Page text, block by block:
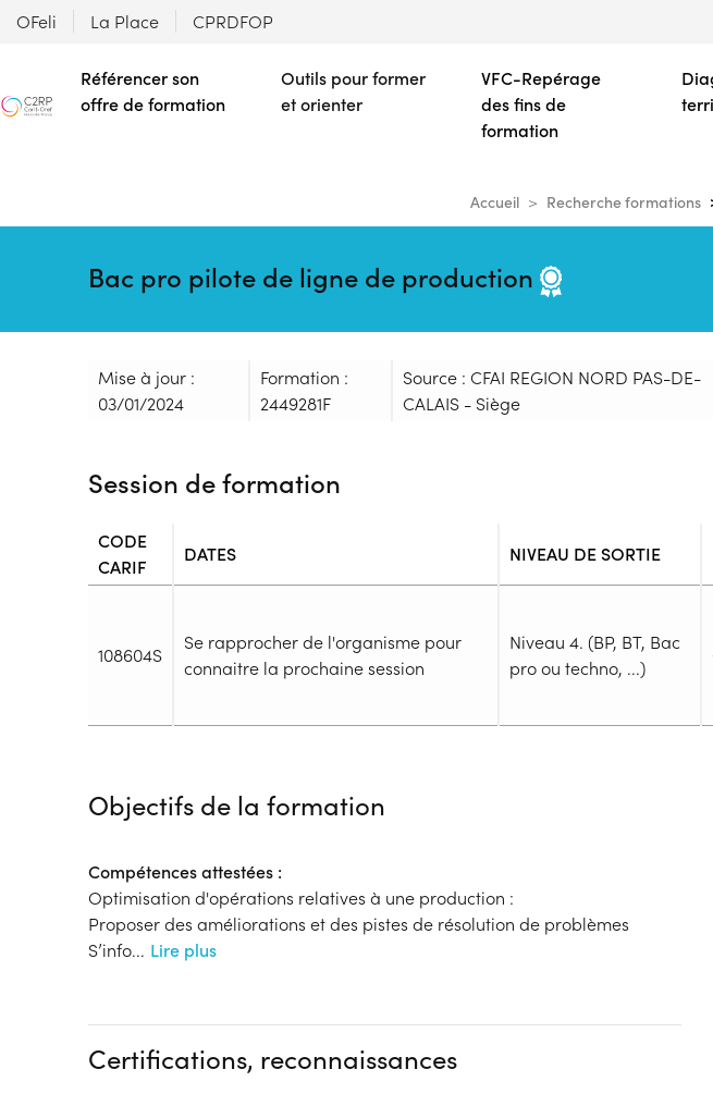
OFeli La Place CPRDFOP
Référencer son
offre de formation
Outils pour former
et orienter
VFC-Repérage
des fins de
formation
Accueil Recherche formations
Bac pro pilote de ligne de production
Mise à jour :
03/01/2024
Formation :
2449281F
Source : CFAI REGION NORD PAS-DE-
CALAIS - Siège
Session de formation
CODE
CARIF
DATES NIVEAU DE SORTIE
108604S
Se rapprocher de l'organisme pour
connaitre la prochaine session
Niveau 4. (BP, BT, Bac
pro ou techno, ...)
Durée en centre :1375h
Rythme :
Temps plein
Type de parcours :Parcours collectif
Tarif :N.C.
Objectifs de la formation
Compétences attestées :
Optimisation d'opérations relatives à une production :
Proposer des améliorations et des pistes de résolution de problèmes
S’info... Lire plus
Certifications, reconnaissances